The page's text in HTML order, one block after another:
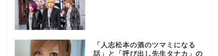
「人志松本の酒のツマミになる
話」と「呼び出し先生タナカ」の